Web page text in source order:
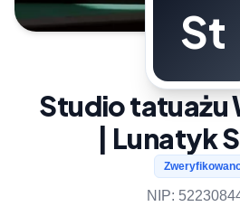
St
Studio tatuażu
| Lunatyk
NIP: